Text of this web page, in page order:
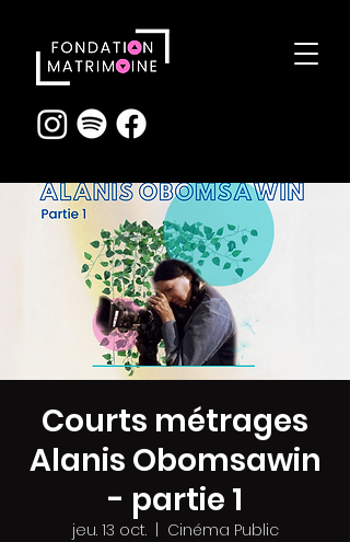
Courts métrages
Alanis Obomsawin
- partie 1
jeu. 13 oct.
  |
Cinéma Public